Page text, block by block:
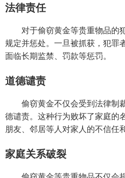
法律责任
对于偷窃黄金等贵重物品的
规定并惩处。一旦被抓获，犯罪
面临长期监禁、罚款等惩罚。
道德谴责
偷窃黄金不仅会受到法律制
德谴责。这种行为败坏了家庭的
朋友、邻居等人对家人的不信任
家庭关系破裂